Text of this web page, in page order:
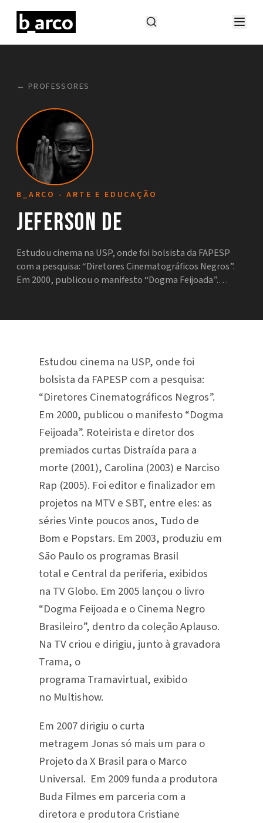
← PROFESSORES
B_ARCO - ARTE E EDUCAÇÃO
Jeferson De
Estudou cinema na USP, onde foi bolsista da FAPESP
com a pesquisa: “Diretores Cinematográficos Negros”.
Em 2000, publicou o manifesto “Dogma Feijoada”.…
Estudou cinema na USP, onde foi
bolsista da FAPESP com a pesquisa:
“Diretores Cinematográficos Negros”.
Em 2000, publicou o manifesto “Dogma
Feijoada”. Roteirista e diretor dos
premiados curtas Distraída para a
morte (2001), Carolina (2003) e Narciso
Rap (2005). Foi editor e finalizador em
projetos na MTV e SBT, entre eles: as
séries Vinte poucos anos, Tudo de
Bom e Popstars. Em 2003, produziu em
São Paulo os programas Brasil
total e Central da periferia, exibidos
na TV Globo. Em 2005 lançou o livro
“Dogma Feijoada e o Cinema Negro
Brasileiro”, dentro da coleção Aplauso.
Na TV criou e dirigiu, junto à gravadora
Trama, o
programa Tramavirtual, exibido
no Multishow.
Em 2007 dirigiu o curta
metragem Jonas só mais um para o
Projeto da X Brasil para o Marco
Universal. Em 2009 funda a produtora
Buda Filmes em parceria com a
diretora e produtora Cristiane